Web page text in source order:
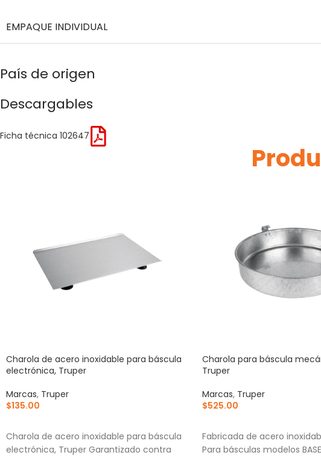
EMPAQUE INDIVIDUAL
País de origen
Descargables
Ficha técnica 102647
Charola de acero inoxidable para báscula
electrónica, Truper
Marcas, Truper
$135.00
Charola de acero inoxidable para báscula
electrónica, Truper Garantizado contra
Charola para báscula
Truper
Marcas, Truper
$525.00
Fabricada de acero
Para básculas modelos